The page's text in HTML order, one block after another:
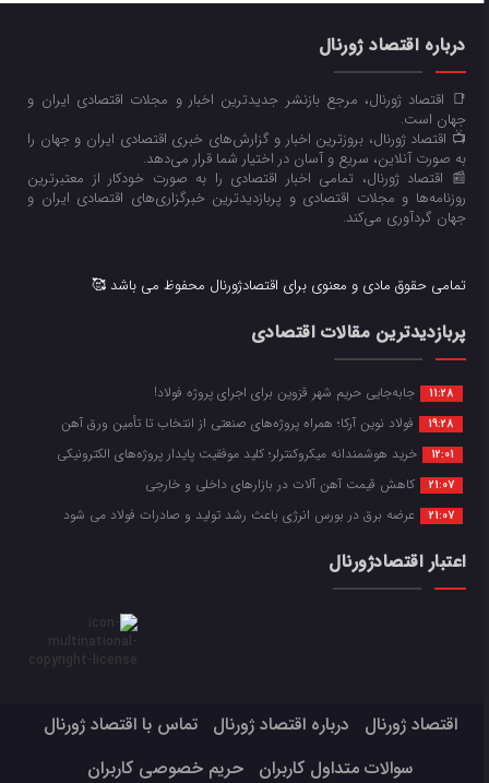
درباره اقتصاد ژورنال
📑 اقتصاد ژورنال، مرجع بازنشر جدیدترین اخبار و مجلات اقتصادی ایران و
جهان است.
📺 اقتصاد ژورنال، بروزترین اخبار و گزارش‌های خبری اقتصادی ایران و جهان را
به صورت آنلاین، سریع و آسان در اختیار شما قرار می‌‌دهد.
📰 اقتصاد ژورنال، تمامی اخبار اقتصادی را به صورت خودکار از معتبرترین
روزنامه‌ها و مجلات اقتصادی و پربازدیدترین خبرگزاری‌های اقتصادی ایران و
جهان گردآوری می‌کند.
تمامی حقوق مادی و معنوی برای اقتصادژورنال محفوظ می باشد 🥰
پربازدیدترین مقالات اقتصادی
11:28 جابه‌جایی حریم شهر قزوین برای اجرای پروژه فولاد!
19:28 فولاد نوین آرکا؛ همراه پروژه‌های صنعتی از انتخاب تا تأمین ورق آهن
12:01 خرید هوشمندانه میکروکنترلر؛ کلید موفقیت پایدار پروژه‌های الکترونیکی
21:07 کاهش قیمت آهن آلات در بازارهای داخلی و خارجی
21:07 عرضه برق در بورس انرژی باعث رشد تولید و صادرات فولاد می شود
اعتبار اقتصادژورنال
اقتصاد ژورنال درباره اقتصاد ژورنال
تماس با اقتصاد ژورنال
سوالات متداول کاربران
حریم خصوصی کاربران